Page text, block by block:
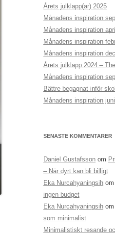
Årets julklapp(ar) 2025
Månadens inspiration
Månadens inspiration
Månadens inspiration
Månadens inspiration
Årets julklapp 2024 –
Månadens inspiration
Bättre begagnat inför
Månadens inspiration
SENASTE KOMMENTARER
Daniel Gustafsson om
– När dyrt kan bli billigt
Eka Nurcahyaningsih om
ingen budget
Eka Nurcahyaningsih om
som minimalist
Minimalistiskt resande